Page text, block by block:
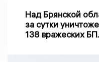
Над Брянской
за сутки
138 вражеских